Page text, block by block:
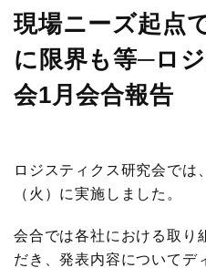
会員の声
メールマガジン
機関誌
社内教育・コンサル
交流会
テーマ別交流会
企業・大学交流会
新年賀詞交歓会・新春
アンケート調査
JILS総研レポート
ロジスティクスコンセ
物流の2024年問題
メルマガご
メルマガ登録はこちら
入会案内はこちら
現場ニーズ起点
に限界も等─ロ
会1月会合報告
ロジスティクス研究会では
（火）に実施しました。
会合では各社における取り
だき、発表内容についてデ